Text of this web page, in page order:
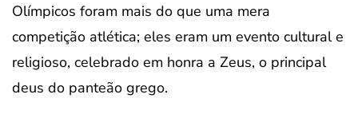
Olímpicos foram mais do que uma mera
competição atlética; eles eram um evento cultural e
religioso, celebrado em honra a Zeus, o principal
deus do panteão grego.